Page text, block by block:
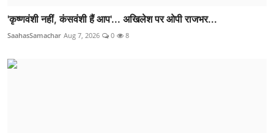
'कृष्णवंशी नहीं, कंसवंशी हैं आप'... अखिलेश पर ओपी राजभर...
SaahasSamachar Aug 7, 2026 0 8